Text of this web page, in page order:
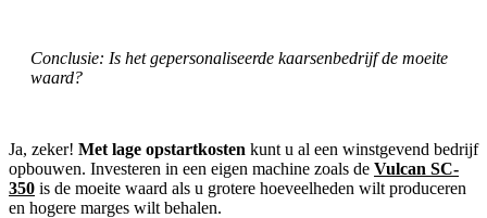
Conclusie: Is het gepersonaliseerde kaarsenbedrijf de moeite
waard?
Ja, zeker! Met lage opstartkosten kunt u al een winstgevend bedrijf
opbouwen. Investeren in een eigen machine zoals de Vulcan SC-
350 is de moeite waard als u grotere hoeveelheden wilt produceren
en hogere marges wilt behalen.